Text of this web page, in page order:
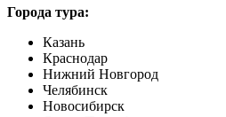
Города тура:
Казань
Краснодар
Нижний Новгород
Челябинск
Новосибирск